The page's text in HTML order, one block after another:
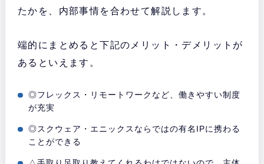
たかを、内部事情を合わせて解説します。
端的にまとめると下記のメリット・デメリットが
あるといえます。
◎フレックス・リモートワークなど、働きやすい制度
が充実
◎スクウェア・エニックスならではの有名IPに携わる
ことができる